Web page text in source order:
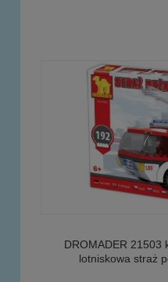
DROMADER 21503
lotniskowa straż